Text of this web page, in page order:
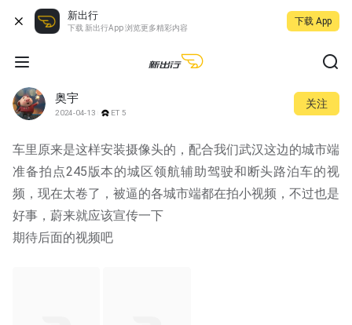
新出行
下载 新出行App 浏览更多精彩内容
下载 App
奥宇
2024-04-13 ET5
关注
车里原来是这样安装摄像头的，配合我们武汉这边的城市端
准备拍点245版本的城区领航辅助驾驶和断头路泊车的视
频，现在太卷了，被逼的各城市端都在拍小视频，不过也是
好事，蔚来就应该宣传一下
期待后面的视频吧